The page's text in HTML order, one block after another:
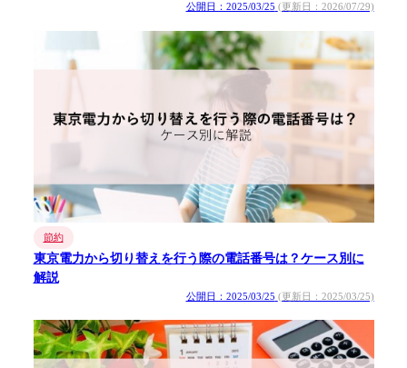
公開日：2025/03/25 (更新日：2026/07/29)
節約
東京電力から切り替えを行う際の電話番号は？ケース別に
解説
公開日：2025/03/25 (更新日：2025/03/25)